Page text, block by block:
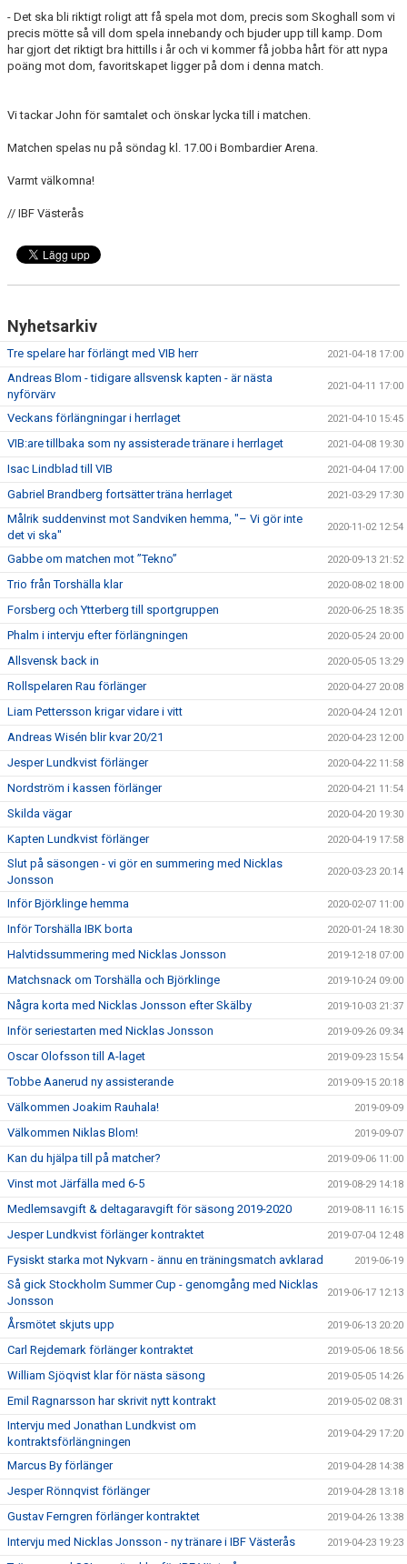
- Det ska bli riktigt roligt att få spela mot dom, precis som Skoghall som vi
precis mötte så vill dom spela innebandy och bjuder upp till kamp. Dom
har gjort det riktigt bra hittills i år och vi kommer få jobba hårt för att nypa
poäng mot dom, favoritskapet ligger på dom i denna match.
Vi tackar John för samtalet och önskar lycka till i matchen.
Matchen spelas nu på söndag kl. 17.00 i Bombardier Arena.
Varmt välkomna!
// IBF Västerås
Nyhetsarkiv
Tre spelare har förlängt med VIB herr 2021-04-18 17:00
Andreas Blom - tidigare allsvensk kapten - är nästa
nyförvärv
2021-04-11 17:00
Veckans förlängningar i herrlaget 2021-04-10 15:45
VIB:are tillbaka som ny assisterade tränare i herrlaget 2021-04-08 19:30
Isac Lindblad till VIB 2021-04-04 17:00
Gabriel Brandberg fortsätter träna herrlaget 2021-03-29 17:30
Målrik suddenvinst mot Sandviken hemma, "– Vi gör inte
det vi ska"
2020-11-02 12:54
Gabbe om matchen mot ”Tekno” 2020-09-13 21:52
Trio från Torshälla klar 2020-08-02 18:00
Forsberg och Ytterberg till sportgruppen 2020-06-25 18:35
Phalm i intervju efter förlängningen 2020-05-24 20:00
Allsvensk back in 2020-05-05 13:29
Rollspelaren Rau förlänger 2020-04-27 20:08
Liam Pettersson krigar vidare i vitt 2020-04-24 12:01
Andreas Wisén blir kvar 20/21 2020-04-23 12:00
Jesper Lundkvist förlänger 2020-04-22 11:58
Nordström i kassen förlänger 2020-04-21 11:54
Skilda vägar 2020-04-20 19:30
Kapten Lundkvist förlänger 2020-04-19 17:58
Slut på säsongen - vi gör en summering med Nicklas
Jonsson
2020-03-23 20:14
Inför Björklinge hemma 2020-02-07 11:00
Inför Torshälla IBK borta 2020-01-24 18:30
Halvtidssummering med Nicklas Jonsson 2019-12-18 07:00
Matchsnack om Torshälla och Björklinge 2019-10-24 09:00
Några korta med Nicklas Jonsson efter Skälby 2019-10-03 21:37
Inför seriestarten med Nicklas Jonsson 2019-09-26 09:34
Oscar Olofsson till A-laget 2019-09-23 15:54
Tobbe Aanerud ny assisterande 2019-09-15 20:18
Välkommen Joakim Rauhala! 2019-09-09
Välkommen Niklas Blom! 2019-09-07
Kan du hjälpa till på matcher? 2019-09-06 11:00
Vinst mot Järfälla med 6-5 2019-08-29 14:18
Medlemsavgift & deltagaravgift för säsong 2019-2020 2019-08-11 16:15
Jesper Lundkvist förlänger kontraktet 2019-07-04 12:48
Fysiskt starka mot Nykvarn - ännu en träningsmatch avklarad 2019-06-19
Så gick Stockholm Summer Cup - genomgång med Nicklas
Jonsson
2019-06-17 12:13
Årsmötet skjuts upp 2019-06-13 20:20
Carl Rejdemark förlänger kontraktet 2019-05-06 18:56
William Sjöqvist klar för nästa säsong 2019-05-05 14:26
Emil Ragnarsson har skrivit nytt kontrakt 2019-05-02 08:31
Intervju med Jonathan Lundkvist om
kontraktsförlängningen
2019-04-29 17:20
Marcus By förlänger 2019-04-28 14:38
Jesper Rönnqvist förlänger 2019-04-28 13:18
Gustav Ferngren förlänger kontraktet 2019-04-26 13:38
Intervju med Nicklas Jonsson - ny tränare i IBF Västerås 2019-04-23 19:23